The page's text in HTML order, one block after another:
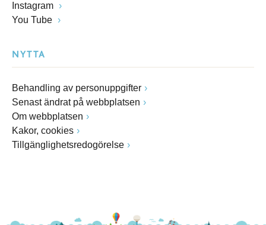
Instagram
You Tube
NYTTA
Behandling av personuppgifter
Senast ändrat på webbplatsen
Om webbplatsen
Kakor, cookies
Tillgänglighetsredogörelse